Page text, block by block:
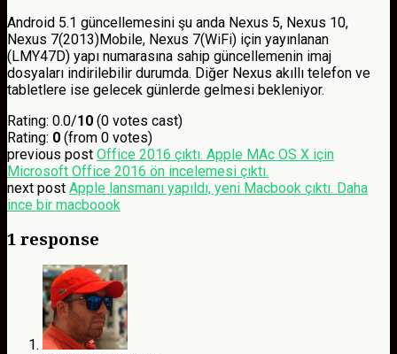
Android 5.1 güncellemesini şu anda Nexus 5, Nexus 10,
Nexus 7(2013)Mobile, Nexus 7(WiFi) için yayınlanan
(LMY47D) yapı numarasına sahip güncellemenin imaj
dosyaları indirilebilir durumda. Diğer Nexus akıllı telefon ve
tabletlere ise gelecek günlerde gelmesi bekleniyor.
Rating: 0.0/10 (0 votes cast)
Rating: 0 (from 0 votes)
previous post Office 2016 çıktı. Apple MAc OS X için
Microsoft Office 2016 ön incelemesi çıktı.
next post Apple lansmanı yapıldı, yeni Macbook çıktı. Daha
ince bir macboook
1 response